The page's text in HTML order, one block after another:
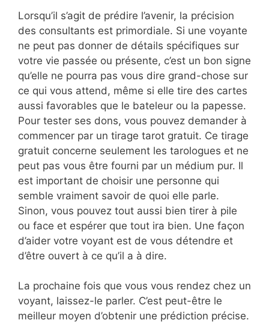
Lorsqu’il s’agit de prédire l’avenir, la précision
des consultants est primordiale. Si une voyante
ne peut pas donner de détails spécifiques sur
votre vie passée ou présente, c’est un bon signe
qu’elle ne pourra pas vous dire grand-chose sur
ce qui vous attend, même si elle tire des cartes
aussi favorables que le bateleur ou la papesse.
Pour tester ses dons, vous pouvez demander à
commencer par un tirage tarot gratuit. Ce tirage
gratuit concerne seulement les tarologues et ne
peut pas vous être fourni par un médium pur. Il
est important de choisir une personne qui
semble vraiment savoir de quoi elle parle.
Sinon, vous pouvez tout aussi bien tirer à pile
ou face et espérer que tout ira bien. Une façon
d’aider votre voyant est de vous détendre et
d’être ouvert à ce qu’il a à dire.
La prochaine fois que vous vous rendez chez un
voyant, laissez-le parler. C’est peut-être le
meilleur moyen d’obtenir une prédiction précise.